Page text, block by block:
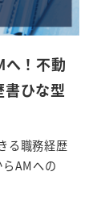
へ！不動
ひな型
る職務経歴
AMへの